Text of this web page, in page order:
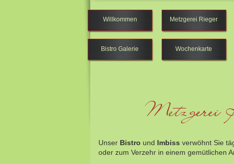
Willkommen Metzgerei Rieger
Bistro Galerie Wochenkarte
Metzgerei
Unser Bistro und Imbiss verwöhnt Sie
oder zum Verzehr in einem gemütlichen